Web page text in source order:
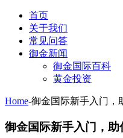
首页
关于我们
常见问答
御金新闻
御金国际百科
黄金投资
Home-御金国际新手入门，
御金国际新手入门，